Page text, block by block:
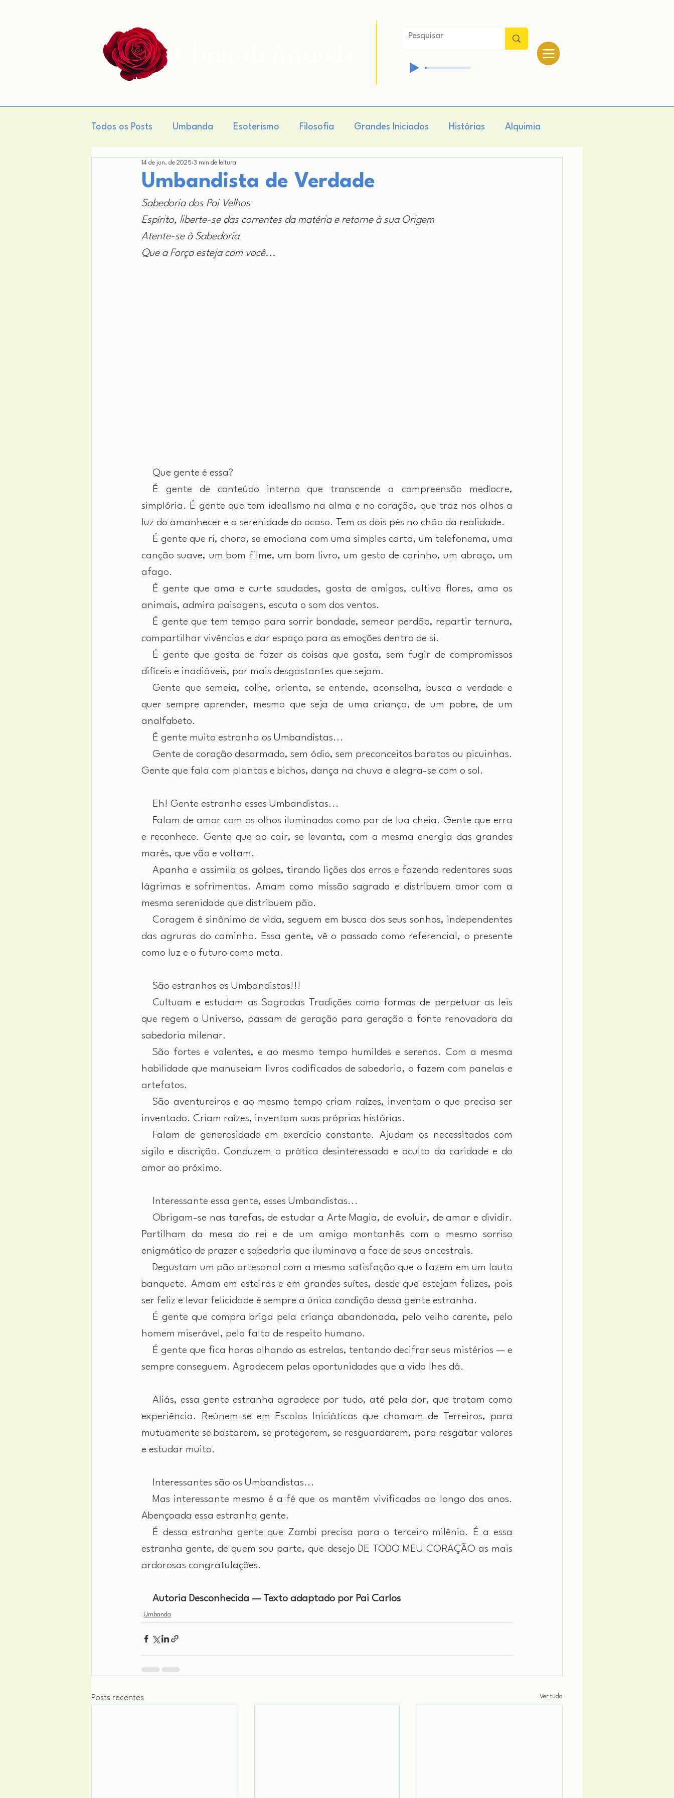
Todos os Posts Umbanda Esoterismo Filosofia Grandes Iniciados Histórias Alquimia
Teogonia Misticismo
Umbandista de Verdade
14 de jun. de 2025 3 min de leitura
Sabedoria dos Pai Velhos
Espírito, liberte-se das correntes da matéria e retorne à sua Origem
Atente-se à Sabedoria
Que a Força esteja com você...
Que gente é essa?
É gente de conteúdo interno que transcende a compreensão medíocre,
simplória. É gente que tem idealismo na alma e no coração, que traz nos olhos a
luz do amanhecer e a serenidade do ocaso. Tem os dois pés no chão da realidade.
É gente que ri, chora, se emociona com uma simples carta, um telefonema, uma
canção suave, um bom filme, um bom livro, um gesto de carinho, um abraço, um
afago.
É gente que ama e curte saudades, gosta de amigos, cultiva flores, ama os
animais, admira paisagens, escuta o som dos ventos.
É gente que tem tempo para sorrir bondade, semear perdão, repartir ternura,
compartilhar vivências e dar espaço para as emoções dentro de si.
É gente que gosta de fazer as coisas que gosta, sem fugir de compromissos
difíceis e inadiáveis, por mais desgastantes que sejam.
Gente que semeia, colhe, orienta, se entende, aconselha, busca a verdade e
quer sempre aprender, mesmo que seja de uma criança, de um pobre, de um
analfabeto.
É gente muito estranha os Umbandistas...
Gente de coração desarmado, sem ódio, sem preconceitos baratos ou picuinhas.
Gente que fala com plantas e bichos, dança na chuva e alegra-se com o sol.
Eh! Gente estranha esses Umbandistas...
Falam de amor com os olhos iluminados como par de lua cheia. Gente que erra
e reconhece. Gente que ao cair, se levanta, com a mesma energia das grandes
marés, que vão e voltam.
Apanha e assimila os golpes, tirando lições dos erros e fazendo redentores suas
lágrimas e sofrimentos. Amam como missão sagrada e distribuem amor com a
mesma serenidade que distribuem pão.
Coragem é sinônimo de vida, seguem em busca dos seus sonhos, independentes
das agruras do caminho. Essa gente, vê o passado como referencial, o presente
como luz e o futuro como meta.
São estranhos os Umbandistas!!!
Cultuam e estudam as Sagradas Tradições como formas de perpetuar as leis
que regem o Universo, passam de geração para geração a fonte renovadora da
sabedoria milenar.
São fortes e valentes, e ao mesmo tempo humildes e serenos. Com a mesma
habilidade que manuseiam livros codificados de sabedoria, o fazem com panelas e
artefatos.
São aventureiros e ao mesmo tempo criam raízes, inventam o que precisa ser
inventado. Criam raízes, inventam suas próprias histórias.
Falam de generosidade em exercício constante. Ajudam os necessitados com
sigilo e discrição. Conduzem a prática desinteressada e oculta da caridade e do
amor ao próximo.
Interessante essa gente, esses Umbandistas...
Obrigam-se nas tarefas, de estudar a Arte Magia, de evoluir, de amar e dividir.
Partilham da mesa do rei e de um amigo montanhês com o mesmo sorriso
enigmático de prazer e sabedoria que iluminava a face de seus ancestrais.
Degustam um pão artesanal com a mesma satisfação que o fazem em um lauto
banquete. Amam em esteiras e em grandes suítes, desde que estejam felizes, pois
ser feliz e levar felicidade é sempre a única condição dessa gente estranha.
É gente que compra briga pela criança abandonada, pelo velho carente, pelo
homem miserável, pela falta de respeito humano.
É gente que fica horas olhando as estrelas, tentando decifrar seus mistérios — e
sempre conseguem. Agradecem pelas oportunidades que a vida lhes dá.
Aliás, essa gente estranha agradece por tudo, até pela dor, que tratam como
experiência. Reúnem-se em Escolas Iniciáticas que chamam de Terreiros, para
mutuamente se bastarem, se protegerem, se resguardarem, para resgatar valores
e estudar muito.
Interessantes são os Umbandistas...
Mas interessante mesmo é a fé que os mantêm vivificados ao longo dos anos.
Abençoada essa estranha gente.
É dessa estranha gente que Zambi precisa para o terceiro milênio. É a essa
estranha gente, de quem sou parte, que desejo DE TODO MEU CORAÇÃO as mais
ardorosas congratulações.
Autoria Desconhecida — Texto adaptado por Pai Carlos
Umbanda
Posts recentes Ver tudo